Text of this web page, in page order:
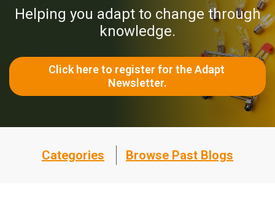
Helping you adapt to change through
knowledge.
Click here to register for the Adapt
Newsletter.
Categories Browse Past Blogs